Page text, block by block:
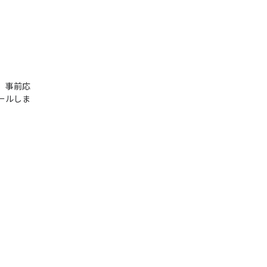
事前応
ルしま